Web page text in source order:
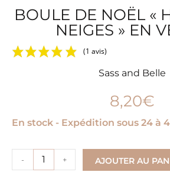
BOULE DE NOËL «
NEIGES » EN
(1 avis)
Sass and Belle
8,20€
En stock - Expédition sous 24 à
- + AJOUTER AU